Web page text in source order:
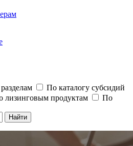
По каталогу субсидий
лизинговым продуктам
По
Найти